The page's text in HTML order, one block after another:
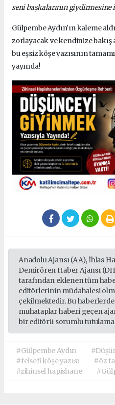
seni başkalarının
Gülpembe Aydın’ın kaleme
zorlayacak ve kendinize bakış
bu eşsiz köşe yazısının
yayında!
Anadolu Ajansı (AA), İhlas
Demirören Haber Ajansı
tarafından eklenen tüm
editörlerinin müdahalesi
çekilmektedir. Bu
muhataplar haberi geçen
bir editörü sorumlu
#Gülpembe Aydın
#felsefi köşe yazısı
#öz
#zihinsel hapishane